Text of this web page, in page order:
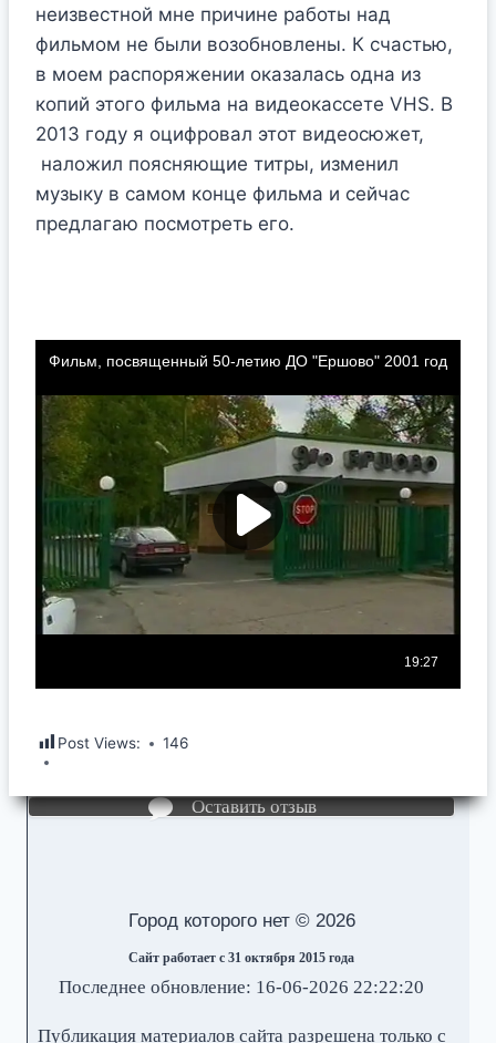
неизвестной мне причине работы над
фильмом не были возобновлены. К счастью,
в моем распоряжении оказалась одна из
копий этого фильма на видеокассете VHS. В
2013 году я оцифровал этот видеосюжет,
наложил поясняющие титры, изменил
музыку в самом конце фильма и сейчас
предлагаю посмотреть его.
Post Views: 146
Оставить отзыв
Город которого нет © 2026
Сайт работает с 31 октября 2015 года
Последнее обновление: 16-06-2026 22:22:20
Публикация материалов сайта разрешена только с